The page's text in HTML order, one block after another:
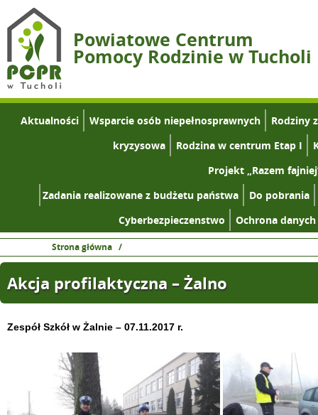
Powiatowe Centrum
Pomocy Rodzinie w Tucholi
Aktualności Wsparcie osób niepełnosprawnych
Rodziny
kryzysowa
Rodzina w centrum Etap I
Projekt „Razem
Zadania realizowane z budżetu państwa
Do pobrania
Cyberbezpieczenstwo
Ochrona
Strona główna /
Akcja profilaktyczna – Żalno
Zespół Szkół w Żalnie – 07.11.2017 r.